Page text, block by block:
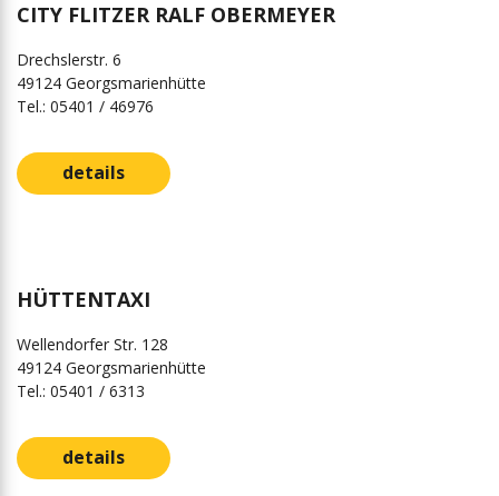
CITY FLITZER RALF OBERMEYER
Drechslerstr. 6
49124 Georgsmarienhütte
Tel.: 05401 / 46976
details
HÜTTENTAXI
Wellendorfer Str. 128
49124 Georgsmarienhütte
Tel.: 05401 / 6313
details